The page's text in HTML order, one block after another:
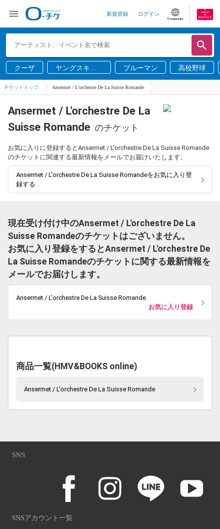
新規登録 ログイン
Language
クーザ
ヤングスキニ
ー
ブルーマン 高校野球
チケットトップ Ansermet / L'orchestre De La Suisse Romande
Ansermet / L'orchestre De La
Suisse Romande のチケット
お気に入りに登録するとAnsermet / L'orchestre De La Suisse Romande
のチケットに関連する最新情報をメールでお届けいたします。
Ansermet / L'orchestre De La Suisse Romandeをお気に入り登
録する
現在受け付け中のAnsermet / L'orchestre De La
Suisse Romandeのチケットはございません。
お気に入り登録をするとAnsermet / L'orchestre De
La Suisse Romandeのチケットに関する最新情報を
メールでお届けします。
Ansermet / L'orchestre De La Suisse Romande
お気に入り登録
商品一覧(HMV&BOOKS online)
Ansermet / L'orchestre De La Suisse Romande
SNS
SNSアカウント一覧